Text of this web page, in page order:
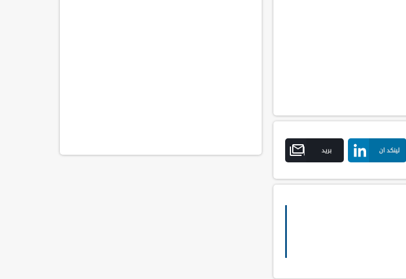
لينكد ان بريد